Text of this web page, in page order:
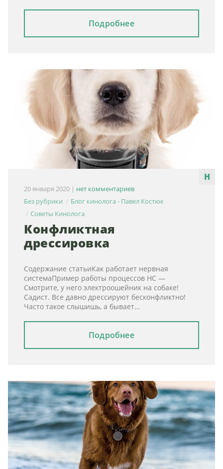
Подробнее
20 января 2020 | нет комментариев
Без рубрики
Блог кинолога - Павел Костюк
Советы Кинолога
Конфликтная
дрессировка
Содержание статьиКак работает нервная
системаПример работы процессов НС —
Смотрите, у него электроошейник на собаке!
Садист. Все давно дрессируют бесконфликтно!
Часто такое слышишь, а бывает…
Подробнее